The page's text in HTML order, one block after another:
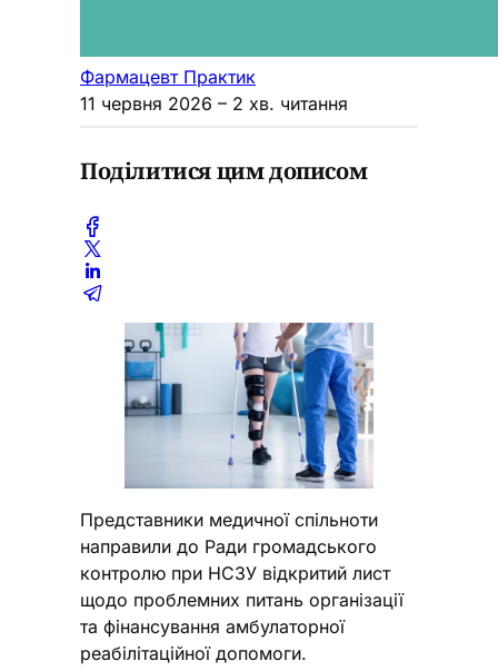
Фармацевт Практик
11 червня 2026 – 2 хв. читання
Поділитися цим дописом
Представники медичної спільноти
направили до Ради громадського
контролю при НСЗУ відкритий лист
щодо проблемних питань організації
та фінансування амбулаторної
реабілітаційної допомоги.